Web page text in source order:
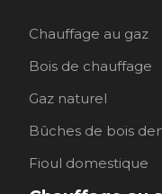
Chauffage au gaz
Bois de chauffage
Gaz naturel
Bûches de bois
Fioul domestique